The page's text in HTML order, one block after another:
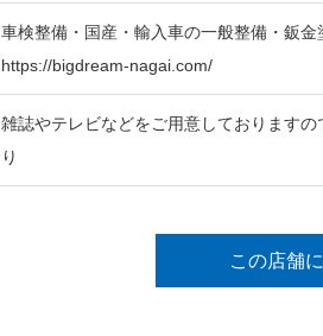
車検整備・国産・輸入車の一般整備・鈑
https://bigdream-nagai.com/
雑誌やテレビなどをご用意しております
り
この店舗